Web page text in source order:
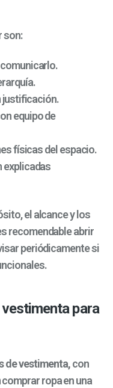
son:
justificación.
equipo de
físicas del espacio.
explicadas
el alcance y los
recomendable abrir
periódicamente si
para
de vestimenta,con
ropa en una